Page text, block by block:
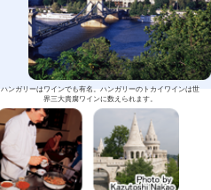
ハンガリーはワインでも有名。ハンガリーのトカイワインは世
界三大貴腐ワインに数えられます。